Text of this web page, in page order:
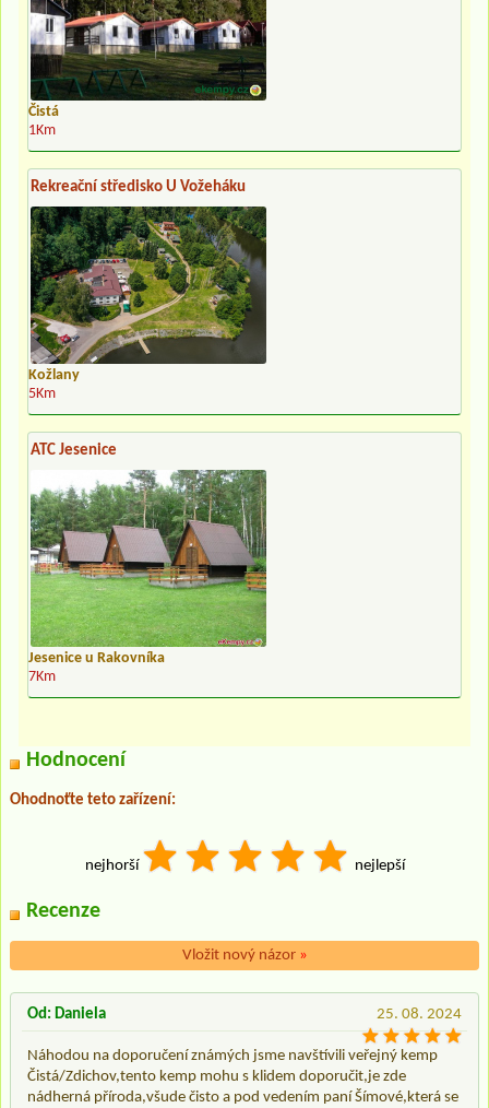
Čistá
1Km
Rekreační středisko U Vožeháku
Kožlany
5Km
ATC Jesenice
Jesenice u Rakovníka
7Km
Hodnocení
Ohodnoťte teto zařízení:
nejhorší nejlepší
Recenze
Vložit nový názor »
25. 08. 2024
Od: Daniela
Náhodou na doporučení známých jsme navštívili veřejný kemp
Čistá/Zdichov,tento kemp mohu s klidem doporučit,je zde
nádherná příroda,všude čisto a pod vedením paní Šímové,která se